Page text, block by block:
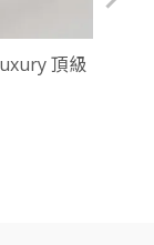
頂級